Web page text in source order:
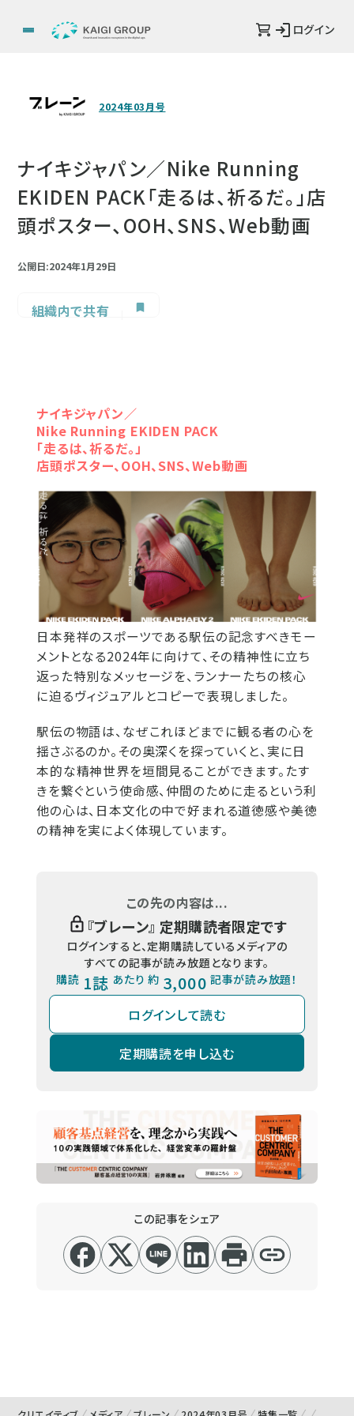
ログイン
2024年03月号
ナイキジャパン／Nike Running
EKIDEN PACK「走るは、祈るだ。」店
頭ポスター、OOH、SNS、Web動画
公開日:2024年1月29日
組織内で共有
ナイキジャパン／
Nike Running EKIDEN PACK
「走るは、祈るだ。」
店頭ポスター、OOH、SNS、Web動画
日本発祥のスポーツである駅伝の記念すべきモー
メントとなる2024年に向けて、その精神性に立ち
返った特別なメッセージを、ランナーたちの核心
に迫るヴィジュアルとコピーで表現しました。
駅伝の物語は、なぜこれほどまでに観る者の心を
揺さぶるのか。その奥深くを探っていくと、実に日
本的な精神世界を垣間見ることができます。たす
きを繋ぐという使命感、仲間のために走るという利
他の心は、日本文化の中で好まれる道徳感や美徳
の精神を実によく体現しています。
この先の内容は...
『ブレーン』 定期購読者限定です
ログインすると、定期購読しているメディアの
すべての記事が読み放題となります。
購読 1誌 あたり 約 3,000 記事が読み放題！
ログインして読む
定期購読を申し込む
この記事をシェア